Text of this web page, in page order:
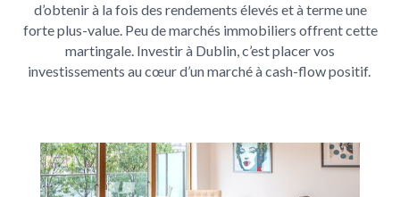
d’obtenir à la fois des rendements élevés et à terme une
forte plus-value. Peu de marchés immobiliers offrent cette
martingale. Investir à Dublin,c’est placer vos
investissements au cœur d’un marché à cash-flow positif.